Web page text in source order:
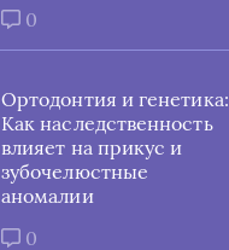
0
Ортодонтия и генетика:
Как наследственность
влияет на прикус и
зубочелюстные
аномалии
0